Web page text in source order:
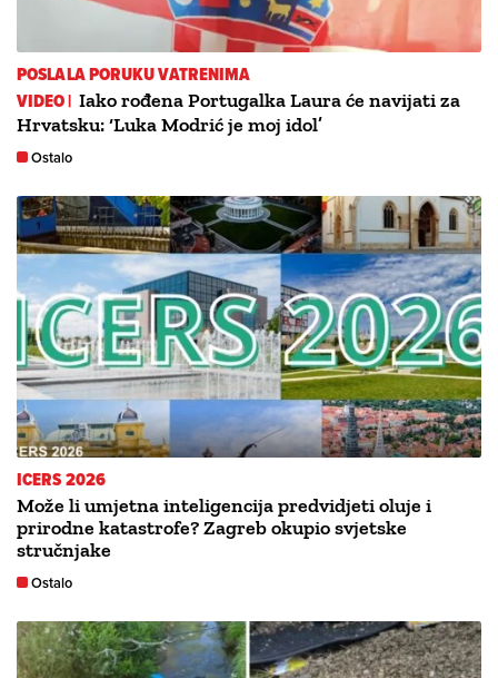
POSLALA PORUKU VATRENIMA
VIDEO | Iako rođena Portugalka Laura će navijati za
Hrvatsku: ‘Luka Modrić je moj idol’
Ostalo
ICERS 2026
Može li umjetna inteligencija predvidjeti oluje i
prirodne katastrofe? Zagreb okupio svjetske
stručnjake
Ostalo